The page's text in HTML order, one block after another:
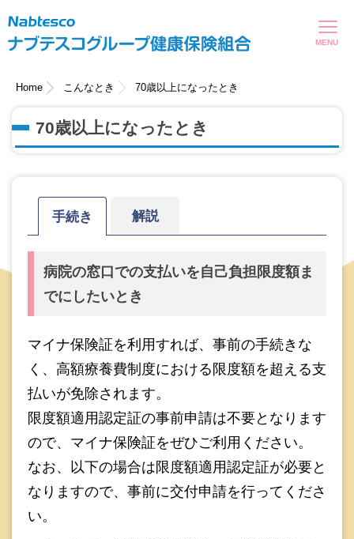
Home こんなとき 70歳以上になったとき
70歳以上になったとき
手続き 解説
病院の窓口での支払いを自己負担限度額ま
でにしたいとき
マイナ保険証を利用すれば、事前の手続きな
く、高額療養費制度における限度額を超える支
払いが免除されます。
限度額適用認定証の事前申請は不要となります
ので、マイナ保険証をぜひご利用ください。
なお、以下の場合は限度額適用認定証が必要と
なりますので、事前に交付申請を行ってくださ
い。